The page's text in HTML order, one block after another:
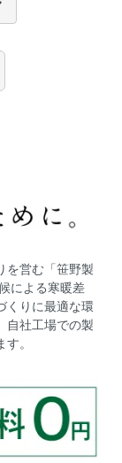
を営む「笹野製
による寒暖差
くりに最適な環
自社工場での製
。